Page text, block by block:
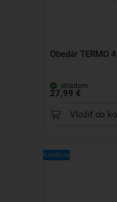
Obedár TERMO
skladom
27,99 €
Vložiť do
Kolekcia